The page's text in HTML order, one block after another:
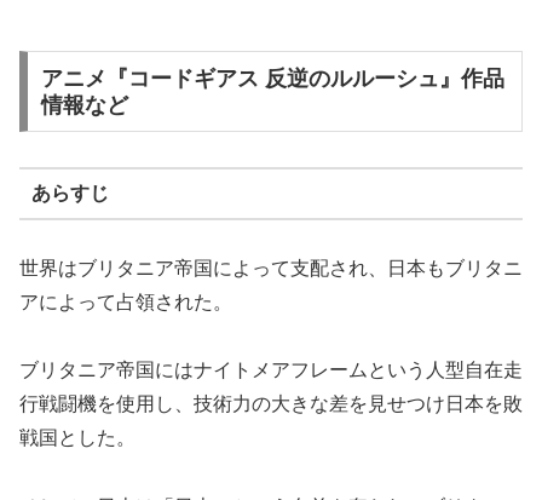
アニメ『コードギアス 反逆のルルーシュ』作品
情報など
あらすじ
世界はブリタニア帝国によって支配され、日本もブリタニ
アによって占領された。
ブリタニア帝国にはナイトメアフレームという人型自在走
行戦闘機を使用し、技術力の大きな差を見せつけ日本を敗
戦国とした。